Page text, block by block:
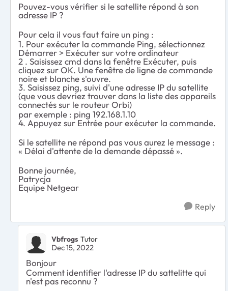
Pouvez-vous vérifier si le satellite répond à son
adresse IP ?
Pour cela il vous faut faire un ping :
1. Pour exécuter la commande Ping, sélectionnez
Démarrer > Exécuter sur votre ordinateur
2 . Saisissez cmd dans la fenêtre Exécuter, puis
cliquez sur OK. Une fenêtre de ligne de commande
noire et blanche s'ouvre.
3. Saisissez ping, suivi d'une adresse IP du satellite
(que vous devriez trouver dans la liste des appareils
connectés sur le routeur Orbi)
par exemple : ping 192.168.1.10
4. Appuyez sur Entrée pour exécuter la commande.
Si le satellite ne répond pas vous aurez le message :
« Délai d'attente de la demande dépassé ».
Bonne journée,
Patrycja
Equipe Netgear
Reply
Vbfrogs Tutor
Dec 15, 2022
Bonjour
Comment identifier l'adresse IP du sattelitte qui
n'est pas reconnu ?